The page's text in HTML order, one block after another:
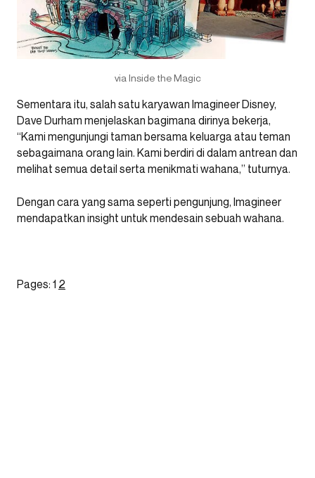
via Inside the Magic
Sementara itu, salah satu karyawan Imagineer Disney,
Dave Durham menjelaskan bagimana dirinya bekerja,
“Kami mengunjungi taman bersama keluarga atau teman
sebagaimana orang lain. Kami berdiri di dalam antrean dan
melihat semua detail serta menikmati wahana,” tuturnya.
Dengan cara yang sama seperti pengunjung, Imagineer
mendapatkan insight untuk mendesain sebuah wahana.
Pages: 1 2